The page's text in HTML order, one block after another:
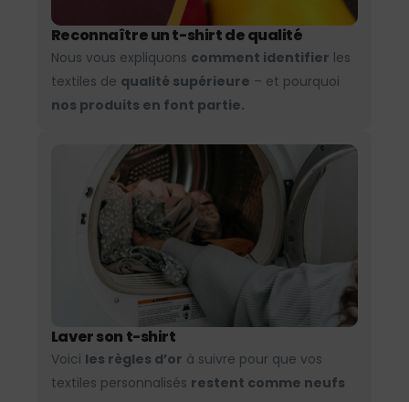
Reconnaître un t-shirt de qualité
Nous vous expliquons comment identifier les
textiles de qualité supérieure – et pourquoi
nos produits en font partie.
Laver son t-shirt
Voici les règles d’or à suivre pour que vos
textiles personnalisés restent comme neufs